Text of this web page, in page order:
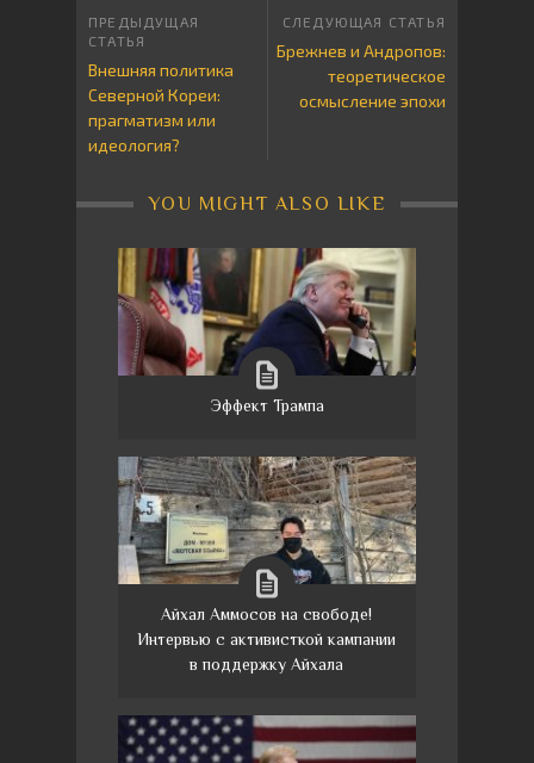
Внешняя политика
Северной Кореи:
прагматизм или
идеология?
Брежнев и Андропов:
теоретическое
осмысление эпохи
YOU MIGHT ALSO LIKE
Эффект Трампа
Айхал Аммосов на свободе!
Интервью с активисткой кампании
в поддержку Айхала